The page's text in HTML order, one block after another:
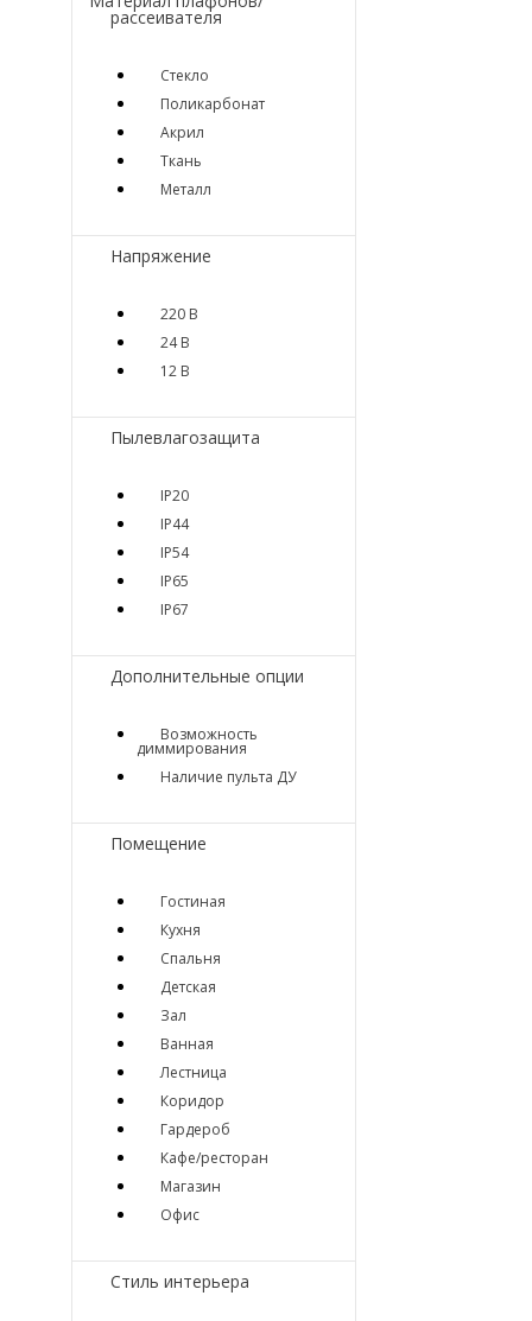
рассеивателя
Стекло
Поликарбонат
Акрил
Ткань
Металл
Напряжение
220 В
24 В
12 В
Пылевлагозащита
IP20
IP44
IP54
IP65
IP67
Дополнительные опции
Возможность
диммирования
Наличие пульта ДУ
Помещение
Гостиная
Кухня
Спальня
Детская
Зал
Ванная
Лестница
Коридор
Гардероб
Кафе/ресторан
Магазин
Офис
Стиль интерьера